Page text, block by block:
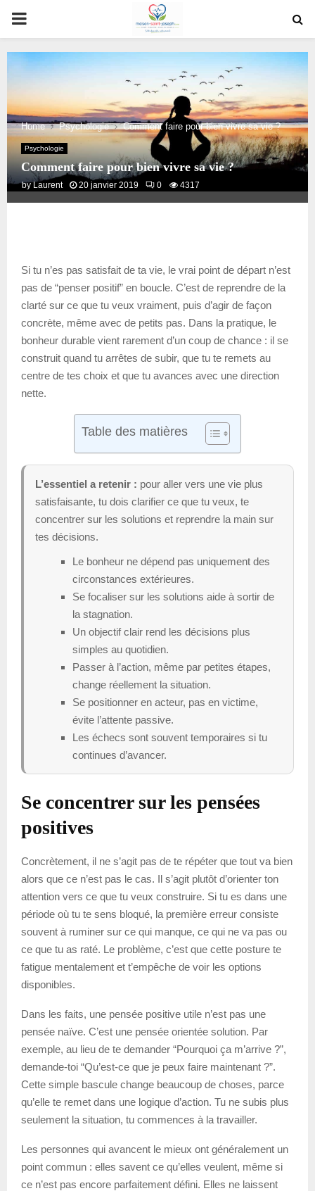
PRIMARY
MENU
Home Psychologie Comment faire pour bien vivre sa vie ?
Psychologie
Comment faire pour bien vivre sa vie ?
byLaurent 20 janvier 2019 0 4317
Si tu n’es pas satisfait de ta vie, le vrai point de départ n’est
pas de “penser positif” en boucle. C’est de reprendre de la
clarté sur ce que tu veux vraiment, puis d’agir de façon
concrète, même avec de petits pas. Dans la pratique, le
bonheur durable vient rarement d’un coup de chance : il se
construit quand tu arrêtes de subir, que tu te remets au
centre de tes choix et que tu avances avec une direction
nette.
Table des matières
L’essentiel a retenir : pour aller vers une vie plus
satisfaisante, tu dois clarifier ce que tu veux, te
concentrer sur les solutions et reprendre la main sur
tes décisions.
Le bonheur ne dépend pas uniquement des
circonstances extérieures.
Se focaliser sur les solutions aide à sortir de
la stagnation.
Un objectif clair rend les décisions plus
simples au quotidien.
Passer à l’action, même par petites étapes,
change réellement la situation.
Se positionner en acteur, pas en victime,
évite l’attente passive.
Les échecs sont souvent temporaires si tu
continues d’avancer.
Se concentrer sur les pensées
positives
Concrètement, il ne s’agit pas de te répéter que tout va bien
alors que ce n’est pas le cas. Il s’agit plutôt d’orienter ton
attention vers ce que tu veux construire. Si tu es dans une
période où tu te sens bloqué, la première erreur consiste
souvent à ruminer sur ce qui manque, ce qui ne va pas ou
ce que tu as raté. Le problème, c’est que cette posture te
fatigue mentalement et t’empêche de voir les options
disponibles.
Dans les faits, une pensée positive utile n’est pas une
pensée naïve. C’est une pensée orientée solution. Par
exemple, au lieu de te demander “Pourquoi ça m’arrive ?”,
demande-toi “Qu’est-ce que je peux faire maintenant ?”.
Cette simple bascule change beaucoup de choses, parce
qu’elle te remet dans une logique d’action. Tu ne subis plus
seulement la situation, tu commences à la travailler.
Les personnes qui avancent le mieux ont généralement un
point commun : elles savent ce qu’elles veulent, même si
ce n’est pas encore parfaitement défini. Elles ne laissent